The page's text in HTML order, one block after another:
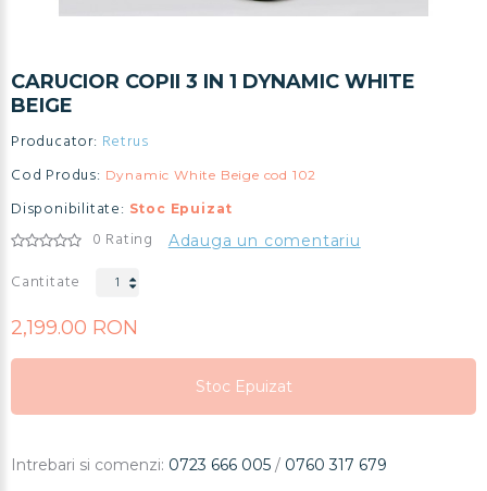
CARUCIOR COPII 3 IN 1 DYNAMIC WHITE
BEIGE
Producator: Retrus
Cod Produs: Dynamic White Beige cod 102
Disponibilitate: Stoc Epuizat
0 Rating Adauga un comentariu
Cantitate
2,199.00 RON
Stoc Epuizat
Stoc Epuizat
Intrebari si comenzi: 0723 666 005 / 0760 317 679